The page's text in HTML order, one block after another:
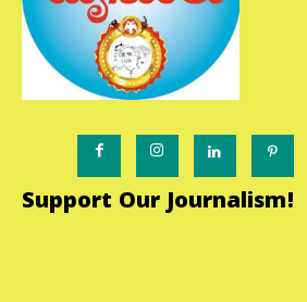
Support Our Journalism!